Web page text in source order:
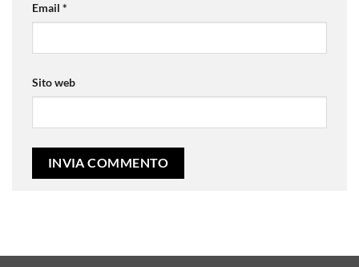
Email *
Sito web